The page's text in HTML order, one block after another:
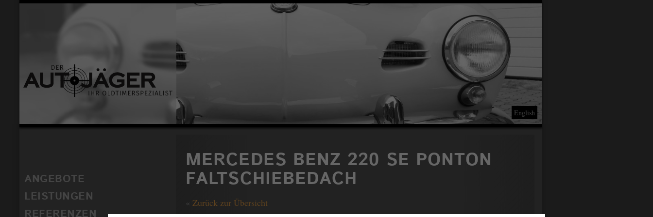
English
ANGEBOTE
LEISTUNGEN
MERCEDES BENZ 220 SE PONTON
FALTSCHIEBEDACH
«Zurück zur Übersicht